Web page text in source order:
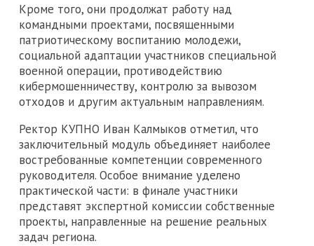
Кроме того, они продолжат работу над
командными проектами, посвященными
патриотическому воспитанию молодежи,
социальной адаптации участников специальной
военной операции, противодействию
кибермошенничеству, контролю за вывозом
отходов и другим актуальным направлениям.
Ректор КУПНО Иван Калмыков отметил, что
заключительный модуль объединяет наиболее
востребованные компетенции современного
руководителя. Особое внимание уделено
практической части: в финале участники
представят экспертной комиссии собственные
проекты, направленные на решение реальных
задач региона.